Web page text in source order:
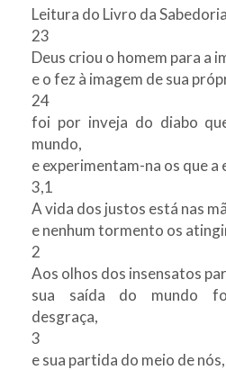
Leitura do Livro da
23
Deus criou o homem para a
e o fez à imagem de sua
24
foi por inveja do diabo
mundo,
e experimentam-na os que a
3,1
A vida dos justos está nas
e nenhum tormento os
2
Aos olhos dos insensatos
sua saída do mundo
desgraça,
3
e sua partida do meio de